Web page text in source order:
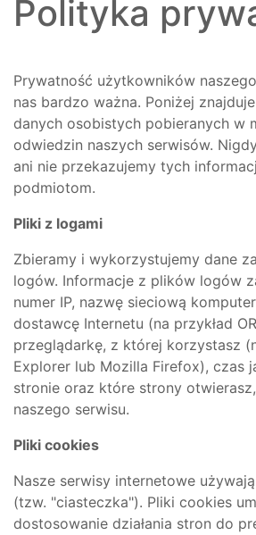
Polityka
Prywatność użytkowników
nas bardzo ważna. Poniżej
danych osobistych pobieranych w
odwiedzin naszych serwisów.
ani nie przekazujemy tych
podmiotom.
Pliki z logami
Zbieramy i wykorzystujemy dane
logów. Informacje z plików logów
numer IP, nazwę sieciową
dostawcę Internetu (na przykład
przeglądarkę, z której korzystasz
Explorer lub Mozilla Firefox), czas
stronie oraz które strony
naszego serwisu.
Pliki cookies
Nasze serwisy internetowe
(tzw. "ciasteczka"). Pliki cookies
dostosowanie działania stron do